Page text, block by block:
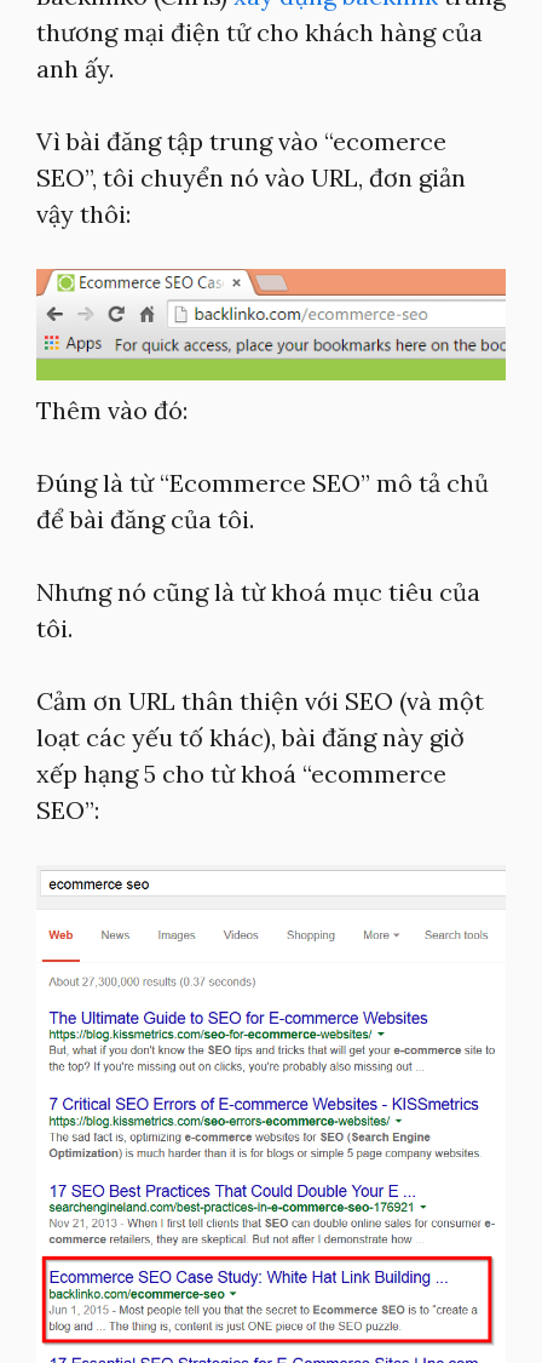
thương mại điện tử cho khách hàng của
anh ấy.
Vì bài đăng tập trung vào “ecomerce
SEO”, tôi chuyển nó vào URL, đơn giản
vậy thôi:
Thêm vào đó:
Đúng là từ “Ecommerce SEO” mô tả chủ
để bài đăng của tôi.
Nhưng nó cũng là từ khoá mục tiêu của
tôi.
Cảm ơn URL thân thiện với SEO (và một
loạt các yếu tố khác), bài đăng này giờ
xếp hạng 5 cho từ khoá “ecommerce
SEO”: